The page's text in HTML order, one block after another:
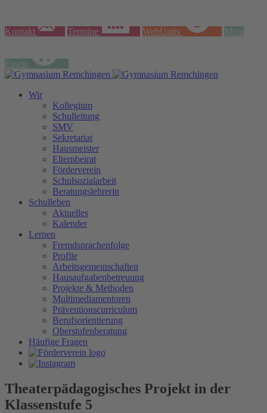
Kontakt Termine WebUntis Mein
Essen
Wir
Kollegium
Schulleitung
SMV
Sekretariat
Hausmeister
Elternbeirat
Förderverein
Schulsozialarbeit
Beratungslehrerin
Schulleben
Aktuelles
Kalender
Lernen
Fremdsprachenfolge
Profile
Arbeitsgemeinschaften
Hausaufgabenbetreuung
Projekte & Methoden
Multimediamentoren
Präventionscurriculum
Berufsorientierung
Oberstufenberatung
Häufige Fragen
Theaterpädagogisches Projekt in der
Klassenstufe 5